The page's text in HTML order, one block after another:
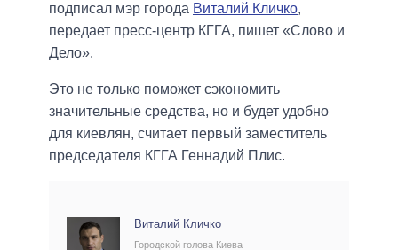
подписал мэр города Виталий Кличко,
передает пресс-центр КГГА, пишет «Слово и
Дело».
Это не только поможет сэкономить
значительные средства, но и будет удобно
для киевлян, считает первый заместитель
председателя КГГА Геннадий Плис.
Виталий Кличко
Городской голова Киева